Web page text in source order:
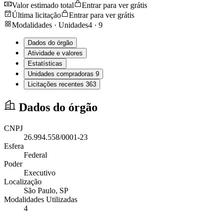
Valor estimado total
Entrar para ver grátis
Última licitação
Entrar para ver grátis
Modalidades · Unidades4 · 9
Dados do órgão
Atividade e valores
Estatísticas
Unidades compradoras 9
Licitações recentes 363
Dados do órgão
CNPJ
26.994.558/0001-23
Esfera
Federal
Poder
Executivo
Localização
São Paulo, SP
Modalidades Utilizadas
4